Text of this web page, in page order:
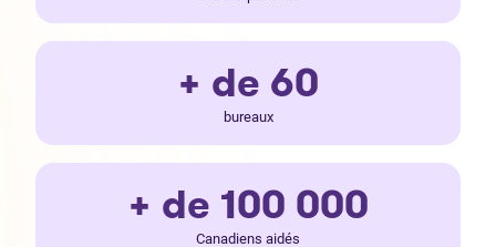
+ de 60
bureaux
+ de 100 000
Canadiens aidés